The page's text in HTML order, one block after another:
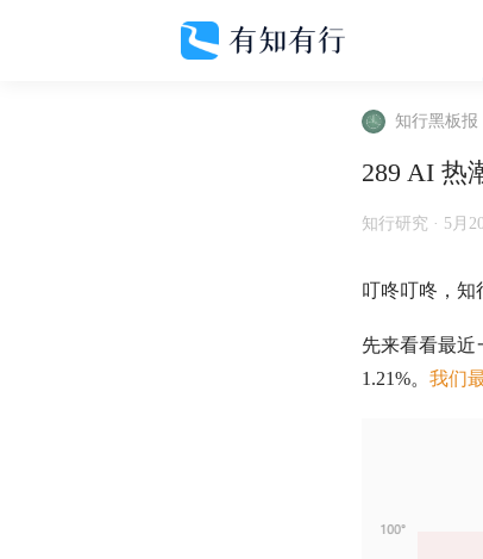
知行黑板报
289 AI 热
知行研究 · 5月
叮咚叮咚，知
先来看看最近
1.21%。 我们